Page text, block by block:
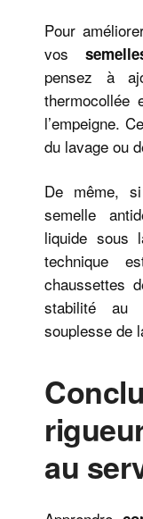
Pour
vos
pensez à
l’empeigne.
du lavage ou
De même,
semelle
liquide sous
technique
chaussettes
stabilité
souplesse de
au